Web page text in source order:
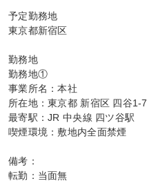
予定勤務地
東京都新宿区
勤務地
勤務地①
事業所名：本社
所在地：東京都 新宿区 四谷1-7
最寄駅：JR 中央線 四ツ谷駅
喫煙環境：敷地内全面禁煙
備考：
転勤：当面無